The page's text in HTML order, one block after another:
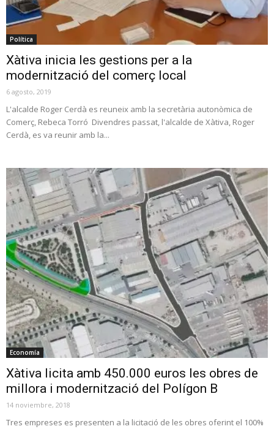
Política
Xàtiva inicia les gestions per a la
modernització del comerç local
6 agosto, 2019
L'alcalde Roger Cerdà es reuneix amb la secretària autonòmica de
Comerç, Rebeca Torró Divendres passat, l'alcalde de Xàtiva, Roger
Cerdà, es va reunir amb la...
Economía
Xàtiva licita amb 450.000 euros les obres de
millora i modernització del Polígon B
14 noviembre, 2018
Tres empreses es presenten a la licitació de les obres oferint el 100%